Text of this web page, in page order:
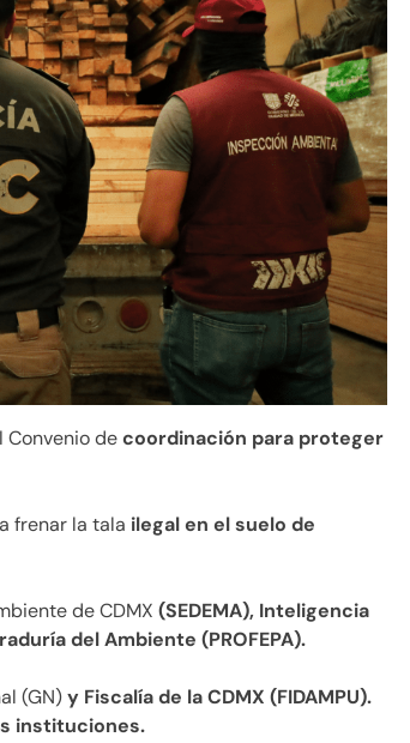
decoordinación para proteger
frenar la tala ilegal en el suelo de
de CDMX (SEDEMA), Inteligencia
del Ambiente (PROFEPA).
(GN)y Fiscalía de la CDMX (FIDAMPU).
instituciones.